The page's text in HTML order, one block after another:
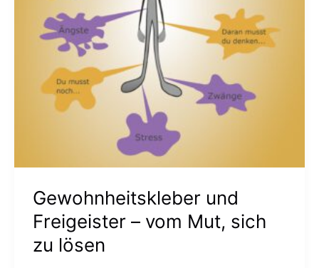
Gewohnheitskleber und
Freigeister – vom Mut, sich
zu lösen
sich
zu
lösen